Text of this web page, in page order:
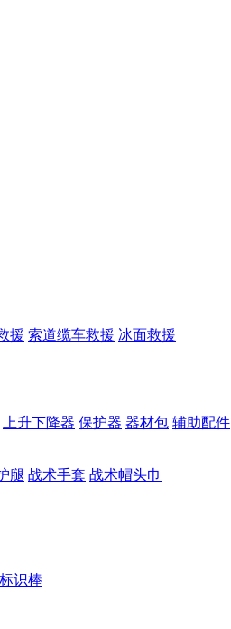
援 索道缆车救援 冰面救援
上升下降器 保护器 器材包 辅助配件
腿 战术手套 战术帽头巾
识棒